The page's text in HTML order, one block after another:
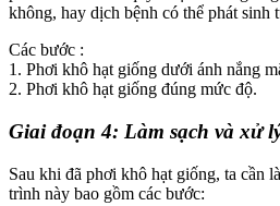
không, hay dịch bệnh có thể phát sinh
Các bước :
1. Phơi khô hạt giống dưới ánh nắng
2. Phơi khô hạt giống đúng mức độ.
Giai đoạn 4: Làm sạch và xử
Sau khi đã phơi khô hạt giống, ta cần
trình này bao gồm các bước: